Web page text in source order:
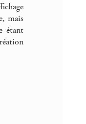
mais
étant